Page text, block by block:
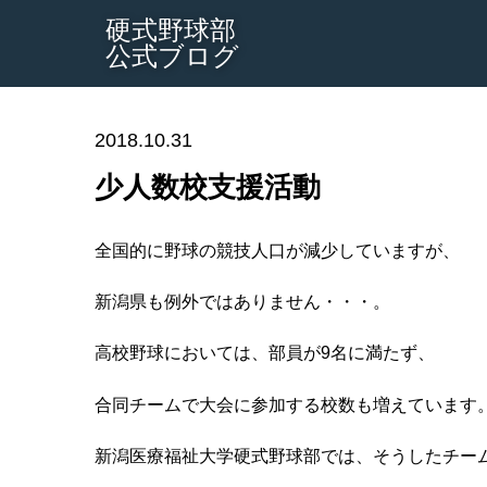
硬式野球部
公式ブログ
2018.10.31
少人数校支援活動
全国的に野球の競技人口が減少していますが、
新潟県も例外ではありません・・・。
高校野球においては、部員が9名に満たず、
合同チームで大会に参加する校数も増えています。
新潟医療福祉大学硬式野球部では、そうしたチー